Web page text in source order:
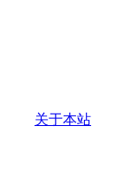
关于本站